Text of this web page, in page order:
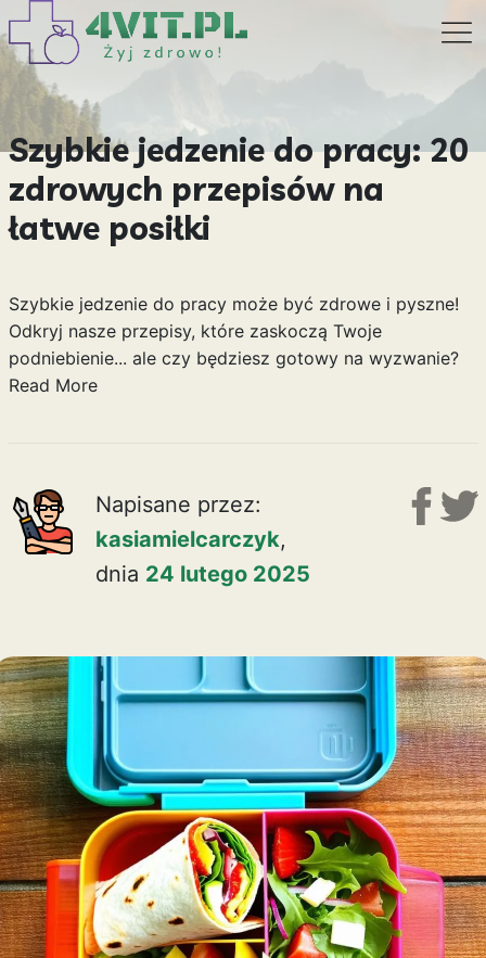
Szybkie jedzenie do pracy: 20
zdrowych przepisów na
łatwe posiłki
Szybkie jedzenie do pracy może być zdrowe i pyszne!
Odkryj nasze przepisy, które zaskoczą Twoje
podniebienie... ale czy będziesz gotowy na wyzwanie?
Read More
Napisane przez:
kasiamielcarczyk,
dnia 24 lutego 2025